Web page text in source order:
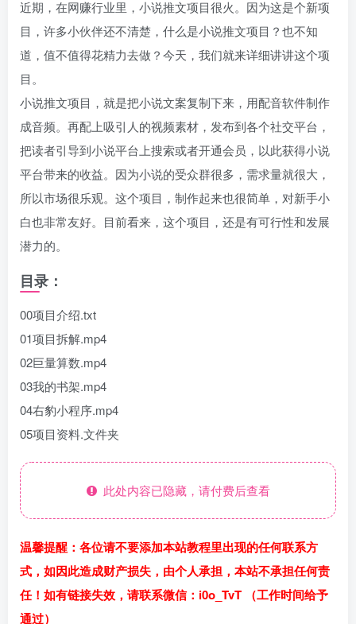
近期，在网赚行业里，小说推文项目很火。因为这是个新项
目，许多小伙伴还不清楚，什么是小说推文项目？也不知
道，值不值得花精力去做？今天，我们就来详细讲讲这个项
目。
小说推文项目，就是把小说文案复制下来，用配音软件制作
成音频。再配上吸引人的视频素材，发布到各个社交平台，
把读者引导到小说平台上搜索或者开通会员，以此获得小说
平台带来的收益。因为小说的受众群很多，需求量就很大，
所以市场很乐观。这个项目，制作起来也很简单，对新手小
白也非常友好。目前看来，这个项目，还是有可行性和发展
潜力的。
目录：
00项目介绍.txt
01项目拆解.mp4
02巨量算数.mp4
03我的书架.mp4
04右豹小程序.mp4
05项目资料.文件夹
此处内容已隐藏，请付费后查看
温馨提醒：各位请不要添加本站教程里出现的任何联系方
式，如因此造成财产损失，由个人承担，本站不承担任何责
任！如有链接失效，请联系微信：i0o_TvT （工作时间给予
通过）